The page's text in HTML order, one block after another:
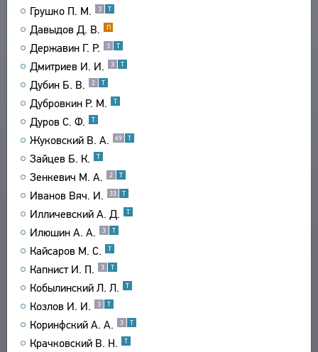
Грушко П. М. 3 Т
Давыдов Д. В. П
Державин Г. Р. 3 Т
Дмитриев И. И. 3 Т
Дубин Б. В. 2 Т
Дубровкин Р. М. Т
Дуров С. Ф. Т
Жуковский В. А. 69 Т
Зайцев Б. К. Т
Зенкевич М. А. 2 Т
Иванов Вяч. И. 33 Т
Илличевский А. Д. Т
Илюшин А. А. 3 Т
Кайсаров М. С. Т
Капнист И. П. 3 Т
Кобылинский Л. Л. Т
Козлов И. И. 3 Т
Коринфский А. А. 3 Т
Крачковский В. Н. Т